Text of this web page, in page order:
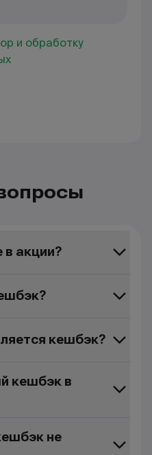
и обработку
в акции?
кешбэк?
кешбэк в
не